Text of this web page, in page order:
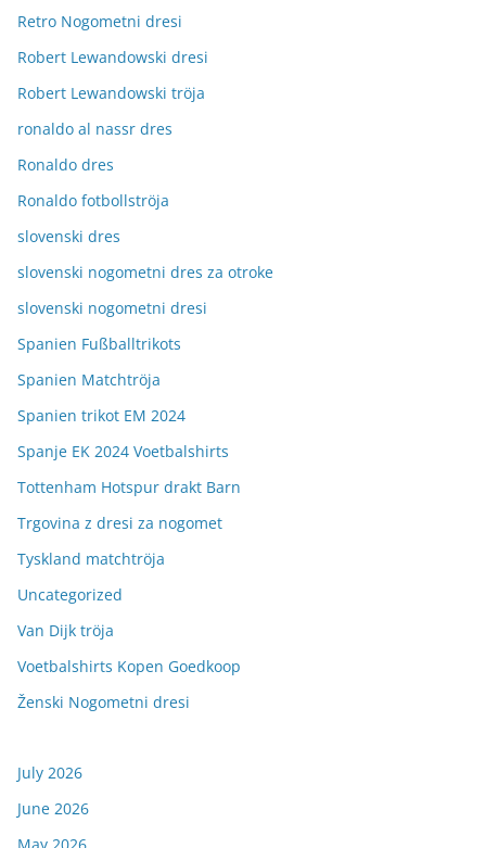
Retro Nogometni dresi
Robert Lewandowski dresi
Robert Lewandowski tröja
ronaldo al nassr dres
Ronaldo dres
Ronaldo fotbollströja
slovenski dres
slovenski nogometni dres za otroke
slovenski nogometni dresi
Spanien Fußballtrikots
Spanien Matchtröja
Spanien trikot EM 2024
Spanje EK 2024 Voetbalshirts
Tottenham Hotspur drakt Barn
Trgovina z dresi za nogomet
Tyskland matchtröja
Uncategorized
Van Dijk tröja
Voetbalshirts Kopen Goedkoop
Ženski Nogometni dresi
July 2026
June 2026